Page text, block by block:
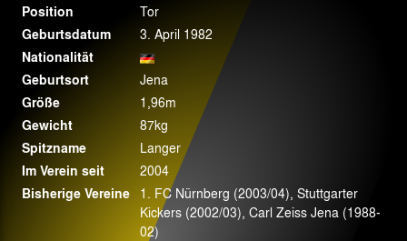
Position Tor
Geburtsdatum 3. April 1982
Nationalität
Geburtsort
Jena
Größe 1,96m
Gewicht 87kg
Spitzname Langer
Im Verein seit 2004
Bisherige Vereine 1. FC Nürnberg (2003/04), Stuttgarter
Kickers (2002/03), Carl Zeiss Jena (1988-
02)